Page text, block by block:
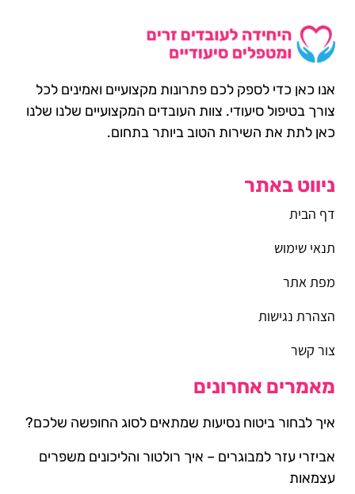
אנו כאן כדי לספק לכם פתרונות מקצועיים ואמינים לכל
צורך בטיפול סיעודי. צוות העובדים המקצועיים שלנו שלנו
כאן לתת את השירות הטוב ביותר בתחום.
ניווט באתר
דף הבית
תנאי שימוש
מפת אתר
הצהרת נגישות
צור קשר
מאמרים אחרונים
איך לבחור ביטוח נסיעות שמתאים לסוג החופשה שלכם?
אביזרי עזר למבוגרים – איך רולטור והליכונים משפרים
עצמאות